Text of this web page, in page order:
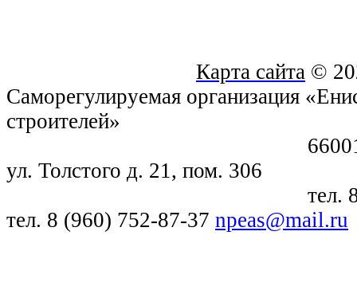
Карта сайта ©
Саморегулируемая организация
строителей»
660018, г.
ул. Толстого д. 21, пом. 306
тел. 8 (391)
тел. 8 (960) 752-87-37 npeas@mail.ru